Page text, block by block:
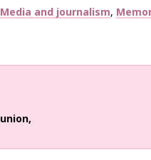
Media and journalism
,